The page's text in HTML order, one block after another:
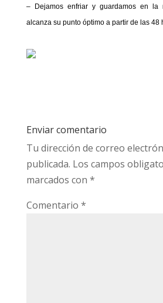
– Dejamos enfriar y guardamos en la
alcanza su punto óptimo a partir de las 48
Enviar comentario
Tu dirección de correo
publicada. Los campos
marcados con *
Comentario *